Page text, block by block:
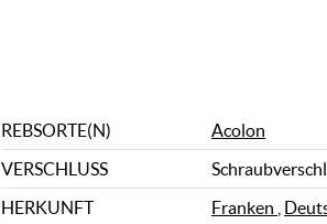
REBSORTE(N) Acolon
VERSCHLUSS
HERKUNFT
Franken